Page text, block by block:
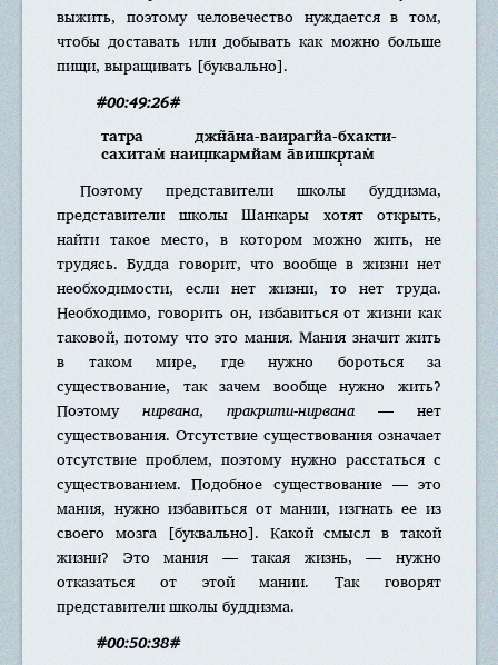
выжить, поэтому человечество нуждается в том,
чтобы доставать или добывать как можно больше
пищи, выращивать [буквально].
#00:49:26#
татра джн̃а̄на-ваирагйа-бхакти-
сахитам̇ наиш̣кармйам а̄вишкр̣там̇
Поэтому представители школы буддизма,
представители школы Шанкары хотят открыть,
найти такое место, в котором можно жить, не
трудясь. Будда говорит, что вообще в жизни нет
необходимости, если нет жизни, то нет труда.
Необходимо, говорить он, избавиться от жизни как
таковой, потому что это мания. Мания значит жить
в таком мире, где нужно бороться за
существование, так зачем вообще нужно жить?
Поэтому нирвана, пракрити-нирвана— нет
существования. Отсутствие существования означает
отсутствие проблем, поэтому нужно расстаться с
существованием. Подобное существование — это
мания, нужно избавиться от мании, изгнать ее из
своего мозга [буквально]. Какой смысл в такой
жизни? Это мания — такая жизнь, — нужно
отказаться от этой мании. Так говорят
представители школы буддизма.
#00:50:38#